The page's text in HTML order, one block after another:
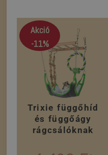
Akció
-11%
Trixie függőhíd
és függőágy
rágcsálóknak